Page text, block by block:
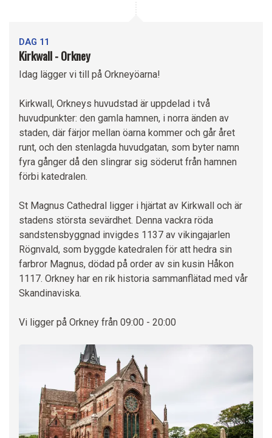
DAG 11
Kirkwall - Orkney
Idag lägger vi till på Orkneyöarna!
Kirkwall, Orkneys huvudstad är uppdelad i två
huvudpunkter: den gamla hamnen, i norra änden av
staden, där färjor mellan öarna kommer och går året
runt, och den stenlagda huvudgatan, som byter namn
fyra gånger då den slingrar sig söderut från hamnen
förbi katedralen.
St Magnus Cathedral ligger i hjärtat av Kirkwall och är
stadens största sevärdhet. Denna vackra röda
sandstensbyggnad invigdes 1137 av vikingajarlen
Rögnvald, som byggde katedralen för att hedra sin
farbror Magnus, dödad på order av sin kusin Håkon
1117. Orkney har en rik historia sammanflätad med vår
Skandinaviska.
Vi ligger på Orkney från 09:00 - 20:00